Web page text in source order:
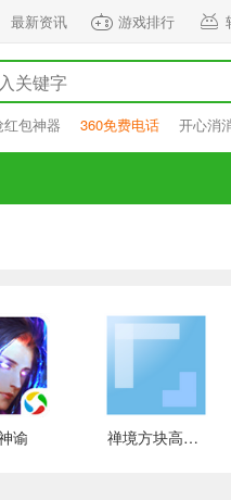
最新资讯 游戏排行
红包神器 360免费电话 开心消
谕 禅境方块高级版